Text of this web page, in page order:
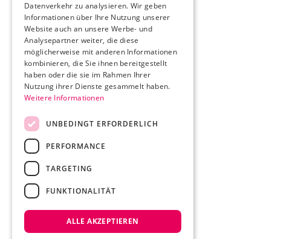
Datenverkehr zu analysieren. Wir geben
Informationen über Ihre Nutzung unserer
Website auch an unsere Werbe- und
Analysepartner weiter, die diese
möglicherweise mit anderen Informationen
kombinieren, die Sie ihnen bereitgestellt
haben oder die sie im Rahmen Ihrer
Nutzung ihrer Dienste gesammelt haben.
Weitere Informationen
UNBEDINGT ERFORDERLICH
PERFORMANCE
TARGETING
FUNKTIONALITÄT
ALLE AKZEPTIEREN